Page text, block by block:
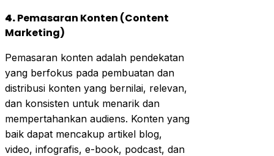
4.Pemasaran Konten (Content
Marketing)
Pemasaran konten adalah pendekatan
yang berfokus pada pembuatan dan
distribusi konten yang bernilai, relevan,
dan konsisten untuk menarik dan
mempertahankan audiens. Konten yang
baik dapat mencakup artikel blog,
video, infografis, e-book, podcast, dan